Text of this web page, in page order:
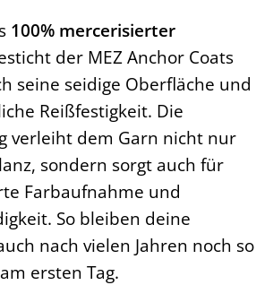
100% mercerisierter
der MEZ Anchor Coats
seine seidige Oberfläche und
Reißfestigkeit. Die
verleiht dem Garn nicht nur
sondern sorgt auch für
Farbaufnahme und
So bleiben deine
nach vielen Jahren noch so
ersten Tag.